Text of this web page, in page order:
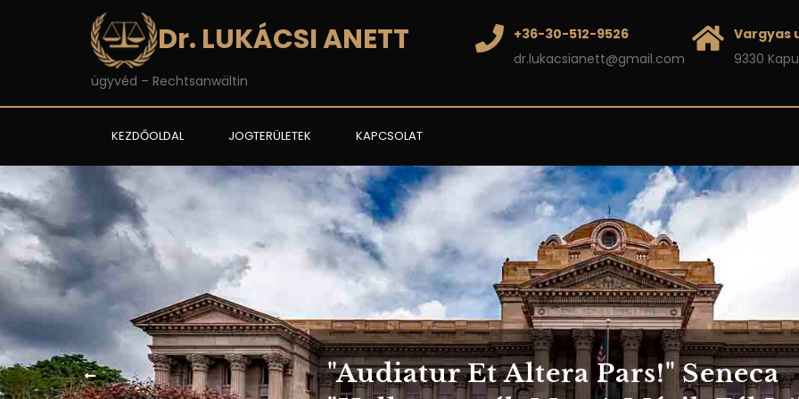
Dr. LUKÁCSI ANETT
ügyvéd – Rechtsanwältin
+36-30-512-9526
dr.lukacsianett@gmail.com
Vargyas
9330
KEZDŐOLDAL JOGTERÜLETEK KAPCSOLAT
"Audiatur Et Altera Pars!" Seneca
P